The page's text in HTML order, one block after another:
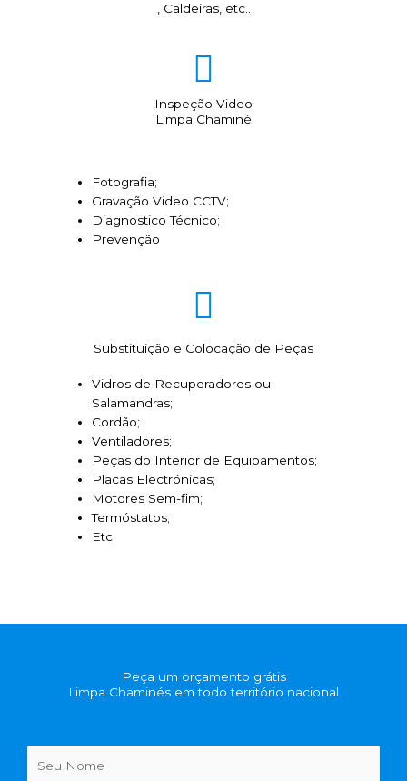
, Caldeiras, etc..
Inspeção Video
Limpa Chaminé
Fotografia;
Gravação Video CCTV;
Diagnostico Técnico;
Prevenção
Substituição e Colocação de Peças
Vidros de Recuperadores ou
Salamandras;
Cordão;
Ventiladores;
Peças do Interior de Equipamentos;
Placas Electrónicas;
Motores Sem-fim;
Termóstatos;
Etc;
Peça um orçamento grátis
Limpa Chaminés em todo território nacional